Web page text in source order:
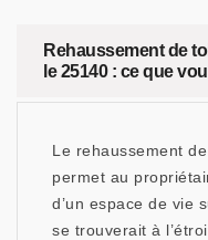
Rehaussement de
le 25140 : ce que
Le rehaussement
permet au
d’un espace de vie
se trouverait à